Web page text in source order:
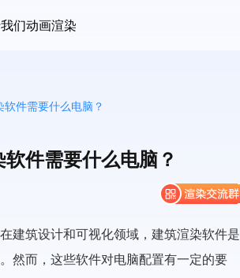
们动画渲染
件需要什么电脑？
件需要什么电脑？
建筑设计和可视化领域，建筑渲染软件是
然而，这些软件对电脑配置有一定的要